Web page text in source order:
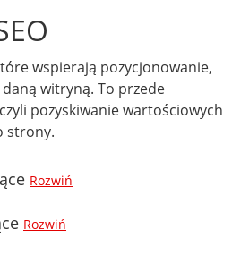
wspierają pozycjonowanie,
witryną. To przede
pozyskiwanie wartościowych
strony.
Rozwiń
Rozwiń